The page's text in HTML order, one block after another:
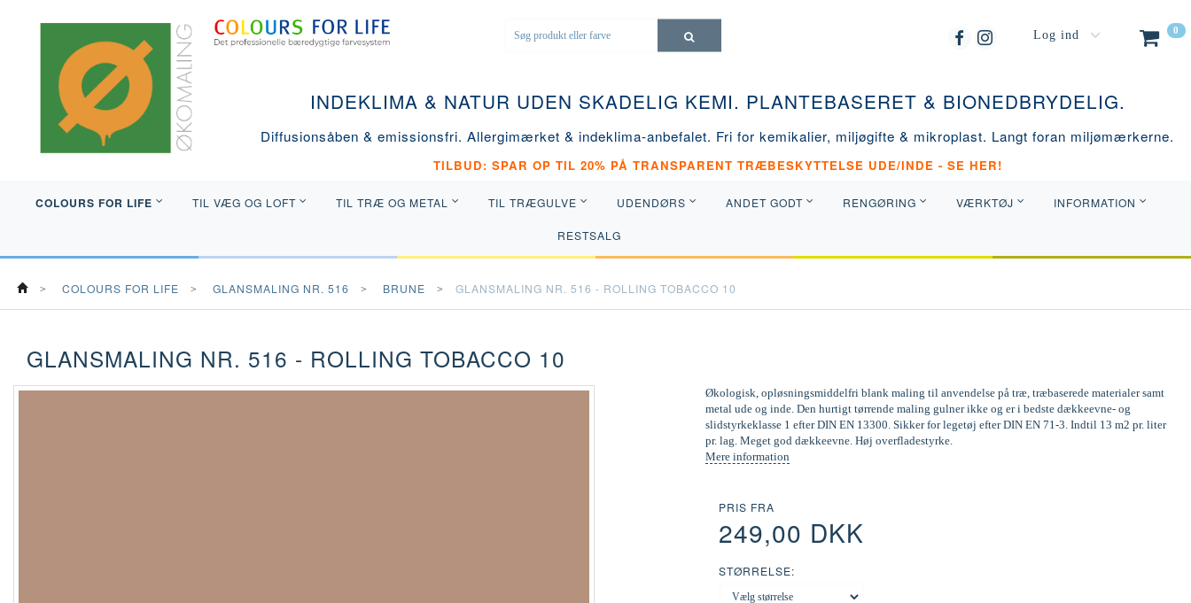
0
Log ind
INDEKLIMA & NATUR UDEN SKADELIG KEMI. PLANTEBASERET & BIONEDBRYDELIG.
Diffusionsåben & emissionsfri. Allergimærket & indeklima-anbefalet. Fri for kemikalier, miljøgifte & mikroplast. Langt foran miljømærkerne.
TILBUD: SPAR OP TIL 20% PÅ TRANSPARENT TRÆBESKYTTELSE UDE/INDE - SE HER!
COLOURS FOR LIFE TIL VÆG OG LOFT TIL TRÆ OG METAL TIL TRÆGULVE UDENDØRS ANDET GODT RENGØRING VÆRKTØJ INFORMATION
RESTSALG
COLOURS FOR LIFE GLANSMALING NR. 516 BRUNE GLANSMALING NR. 516 - ROLLING TOBACCO 10
GLANSMALING NR. 516 - ROLLING TOBACCO 10
Økologisk, opløsningsmiddelfri blank maling til anvendelse på træ, træbaserede materialer samt
metal ude og inde. Den hurtigt tørrende maling gulner ikke og er i bedste dækkeevne- og
slidstyrkeklasse 1 efter DIN EN 13300. Sikker for legetøj efter DIN EN 71-3. Indtil 13 m2 pr. liter
pr. lag. Meget god dækkeevne. Høj overfladestyrke.
Mere information
PRIS FRA
249,00 DKK
STØRRELSE: